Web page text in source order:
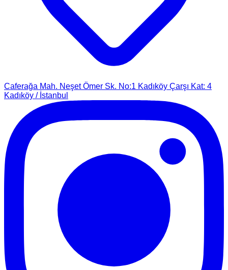
Caferağa Mah. Neşet Ömer Sk. No:1 Kadıköy Çarşı Kat: 4
Kadıköy / İstanbul